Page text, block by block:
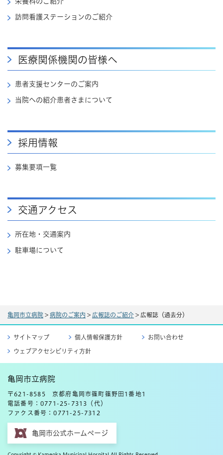
亀岡市立病院 > 病院のご案内 > 広報誌のご紹介 > 広報誌（過去分）
訪問看護ステーションのご紹介
医療関係機関の皆様へ
患者支援センターのご案内
当院への紹介患者さまについて
採用情報
募集要項一覧
交通アクセス
所在地・交通案内
駐車場について
サイトマップ 個人情報保護方針 お問い合わせ
ウェブアクセシビリティ方針
亀岡市立病院
〒621-8585 京都府亀岡市篠町篠野田1番地1
電話番号：0771-25-7313（代）
ファクス番号：0771-25-7312
亀岡市公式ホームページ